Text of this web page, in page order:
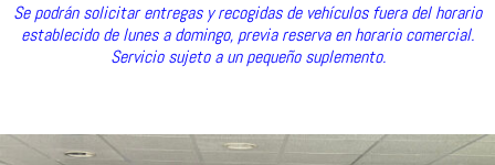
Se podrán solicitar entregas y recogidas de vehículos fuera del horario
establecido de lunes a domingo, previa reserva en horario comercial.
Servicio sujeto a un pequeño suplemento.